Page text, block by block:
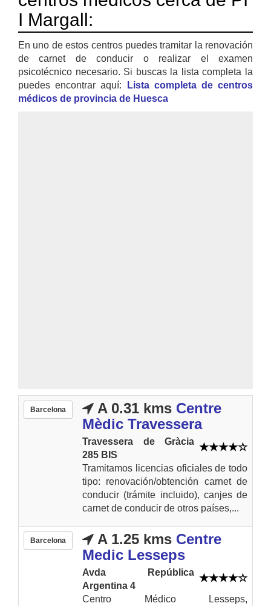
I Margall:
En uno de estos centros puedes tramitar la renovación
de carnet de conducir o realizar el examen
psicotécnico necesario. Si buscas la lista completa la
puedes encontrar aquí:
Lista completa de centros
médicos de provincia de Huesca
Barcelona A 0.31 kms Centre
Mèdic Travessera
Travessera de Gràcia
285 BIS
Tramitamos licencias oficiales de todo
tipo: renovación/obtención carnet de
conducir (trámite incluido), canjes de
carnet de conducir de otros países,...
Barcelona A 1.25 kms Centre
Medic Lesseps
Avda República
Argentina 4
Centro Médico Lesseps,